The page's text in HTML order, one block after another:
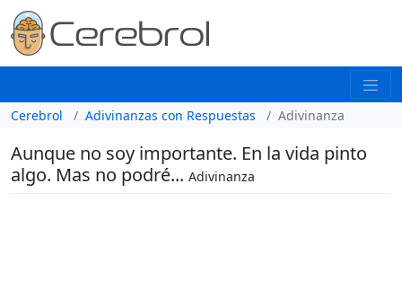
Cerebrol Adivinanzas con Respuestas Adivinanza
Aunque no soy importante. En la vida pinto
algo. Mas no podré... Adivinanza